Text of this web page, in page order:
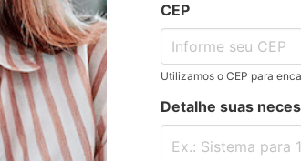
CEP
Utilizamos o CEP para
Detalhe suas